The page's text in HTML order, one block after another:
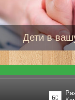
Дети в